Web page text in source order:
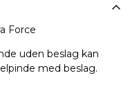
Force
uden beslag kan
med beslag.